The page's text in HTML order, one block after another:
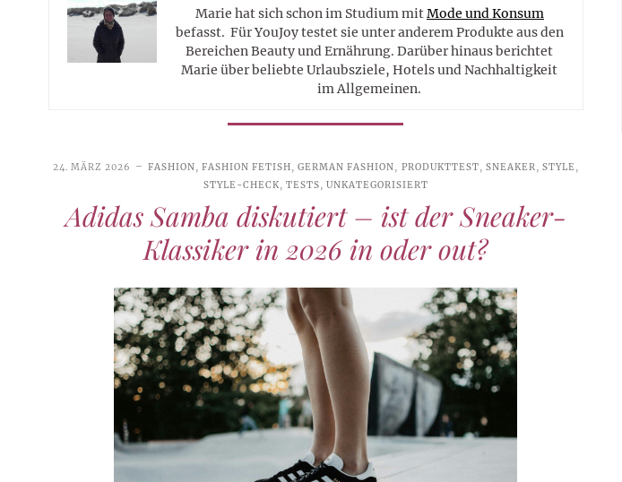
Marie hat sich schon im Studium mitMode und Konsum
befasst. Für YouJoy testet sie unter anderem Produkte aus den
Bereichen Beauty und Ernährung. Darüber hinaus berichtet
Marie über beliebte Urlaubsziele, Hotels und Nachhaltigkeit
im Allgemeinen.
24. MÄRZ 2026 FASHION,FASHION FETISH,GERMAN FASHION, PRODUKTTEST, SNEAKER, STYLE,
STYLE-CHECK, TESTS,UNKATEGORISIERT
Adidas Samba diskutiert – ist der Sneaker-
Klassiker in 2026 in oder out?